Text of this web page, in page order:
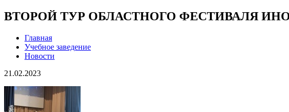
ВТОРОЙ ТУР ОБЛАСТНОГО ФЕСТИВАЛЯ
Главная
Учебное заведение
Новости
21.02.2023